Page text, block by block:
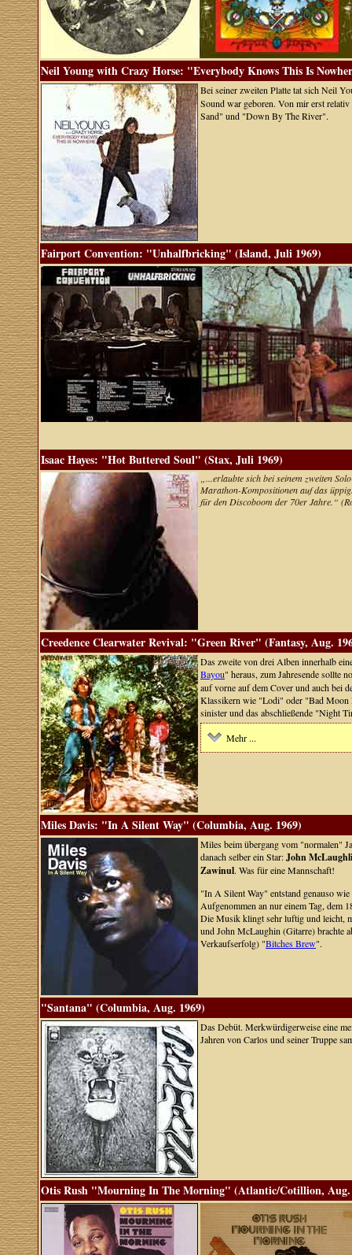
Neil Young with Crazy Horse: "Everybody Knows This Is
Bei seiner zweiten Platte tat sich Neil
Sound war geboren. Von mir erst
Sand" und "Down By The River".
Fairport Convention: "Unhalfbricking" (Island, Juli 1969)
Isaac Hayes: "Hot Buttered Soul" (Stax, Juli 1969)
„...erlaubte sich bei seinem zweiten
Marathon-Kompositionen auf das
für den Discoboom der 70er Jahre.“
Creedence Clearwater Revival: "Green River" (Fantasy, Aug.
Das zweite von drei Alben innerhalb
Bayou" heraus, zum Jahresende sollte
auf vorne auf dem Cover und auch bei
Klassikern wie "Lodi" oder "Bad Moon
sinister und das abschließende "Night
Mehr ...
Miles Davis: "In A Silent Way" (Columbia, Aug. 1969)
Miles beim übergang vom "normalen"
danach selber ein Star:John
Zawinul. Was für eine Mannschaft!
"In A Silent Way" entstand genauso
Aufgenommen an nur einem Tag, dem
Die Musik klingt sehr luftig und leicht,
und John McLaughin (Gitarre) brachte
Verkaufserfolg) "Bitches Brew".
"Santana" (Columbia, Aug. 1969)
Das Debüt. Merkwürdigerweise eine
Jahren von Carlos und seiner Truppe
Otis Rush "Mourning In The Morning" (Atlantic/Cotillion, Aug.